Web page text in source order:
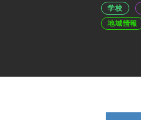
学校
地域情報